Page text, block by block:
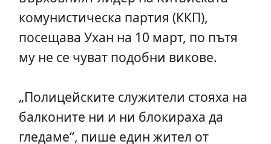
комунистическа партия (ККП),
посещава Ухан на 10 март, по пътя
му не се чуват подобни викове.
„Полицейските служители стояха на
балконите ни и ни блокираха да
гледаме“, пише един жител от